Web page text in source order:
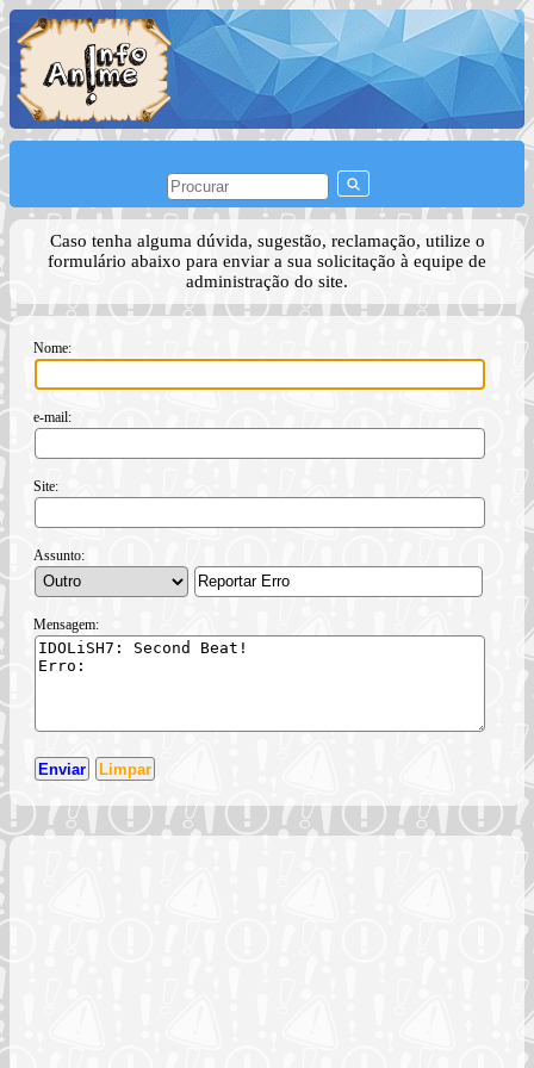
Caso tenha alguma dúvida, sugestão, reclamação, utilize o
formulário abaixo para enviar a sua solicitação à equipe de
administração do site.
Nome:
e-mail:
Site:
Assunto:
Mensagem: